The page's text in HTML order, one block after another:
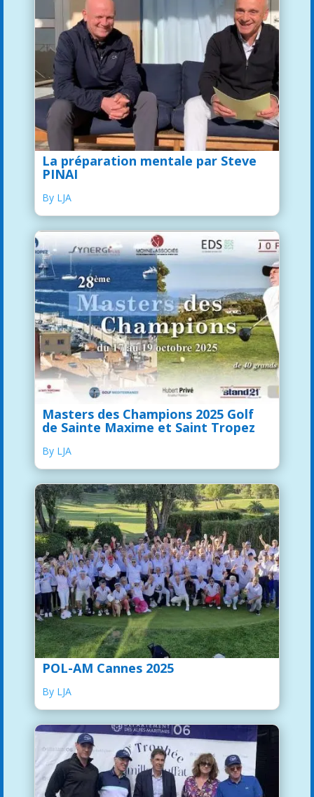
La préparation mentale par Steve
PINAI
By LJA
Masters des Champions 2025 Golf
de Sainte Maxime et Saint Tropez
By LJA
POL-AM Cannes 2025
By LJA